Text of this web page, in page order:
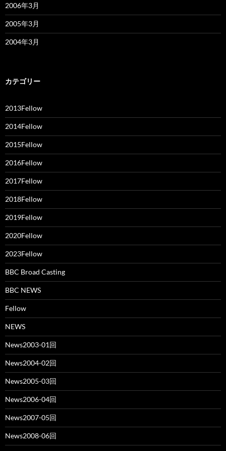
2006年3月
2005年3月
2004年3月
カテゴリー
2013Fellow
2014Fellow
2015Fellow
2016Fellow
2017Fellow
2018Fellow
2019Fellow
2020Fellow
2023Fellow
BBC Broad Casting
BBC NEWS
Fellow
NEWS
News2003-01回
News2004-02回
News2005-03回
News2006-04回
News2007-05回
News2008-06回